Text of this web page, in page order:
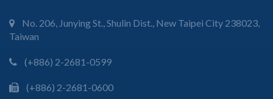
No. 206, Junying St., Shulin Dist., New Taipei City 238023,
Taiwan
(+886) 2-2681-0599
(+886) 2-2681-0600